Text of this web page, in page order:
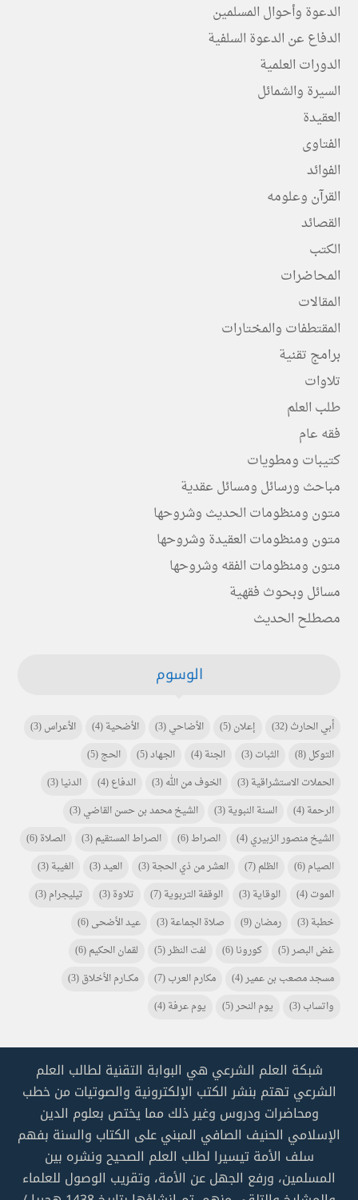
الدعوة وأحوال المسلمين
الدفاع عن الدعوة السلفية
الدورات العلمية
السيرة والشمائل
العقيدة
الفتاوى
الفوائد
القرآن وعلومه
القصائد
الكتب
المحاضرات
المقالات
المقتطفات والمختارات
برامج تقنية
تلاوات
طلب العلم
فقه عام
كتيبات ومطويات
مباحث ورسائل ومسائل عقدية
متون ومنظومات الحديث وشروحها
متون ومنظومات العقيدة وشروحها
متون ومنظومات الفقه وشروحها
مسائل وبحوث فقهية
مصطلح الحديث
الوسوم
أبي الحارث(32) إعلان(5) الأضاحي(3) الأضحية(4) الأعراس(3)
التوكل(8) الثبات(3) الجنة(4) الجهاد(5) الحج(5)
الحملات الاستشراقية(3) الخوف من الله(3) الدفاع(4) الدنيا(3)
الرحمة(4) السنة النبوية(3) الشيخ محمد بن حسن القاضي(3)
الشيخ منصور الزبيري(4) الصراط(6) الصراط المستقيم(3) الصلاة(6)
الصيام(6) الظلم(7) العشر من ذي الحجة(3) العيد(3) الغيبة(3)
الموت(4) الوقاية(3) الوقفة التربوية(7) تلاوة(3) تيليجرام(3)
خطبة(3) رمضان(9) صلاة الجماعة(3) عيد الأضحى(6)
غض البصر(5) كورونا(6) لفت النظر(5) لقمان الحكيم(6)
مسجد مصعب بن عمير(4) مكارم العرب(7) مكـــارم الأخلاق(3)
واتساب(3) يوم النحر(5) يوم عرفة(4)
شبكة العلم الشرعي هي البوابة التقنية لطالب العلم
الشرعي تهتم بنشر الكتب الإلكترونية والصوتيات من خطب
ومحاضرات ودروس وغير ذلك مما يختص بعلوم الدين
الإسلامي الحنيف الصافي المبني على الكتاب والسنة بفهم
سلف الأمة تيسيرا لطلب العلم الصحيح ونشره بين
المسلمين، ورفع الجهل عن الأمة، وتقريب الوصول للعلماء